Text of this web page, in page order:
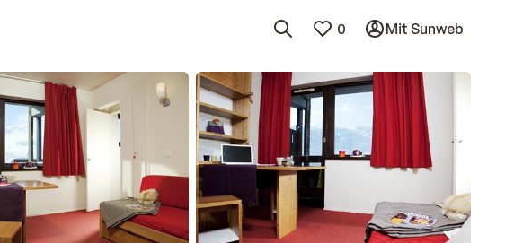
0 Mit Sunweb